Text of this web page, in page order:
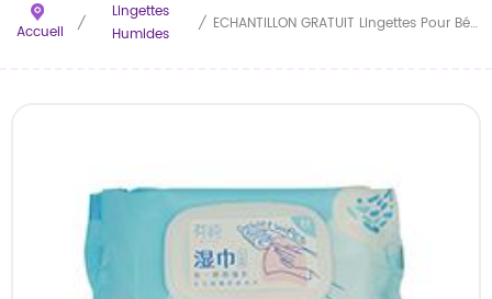
Accueil /
Lingettes
Humides
/ ÉCHANTILLON GRATUIT Lingettes Pour Bébé En Bambou Biologique Non Parfumées Avec Logo Personnalisé